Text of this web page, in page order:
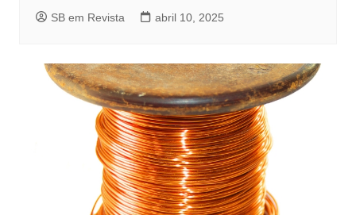
SB em Revista abril 10, 2025